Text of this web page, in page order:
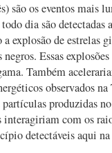
são os eventos mais
dia são detectadas
explosão de estrelas
Essas
Também
observados
partículas produzidas
interagiriam com os
detectáveis aqui